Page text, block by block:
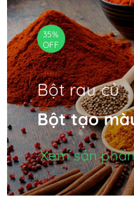
35%
OFF
Bột rau củ
Bột tạo
Xem sản